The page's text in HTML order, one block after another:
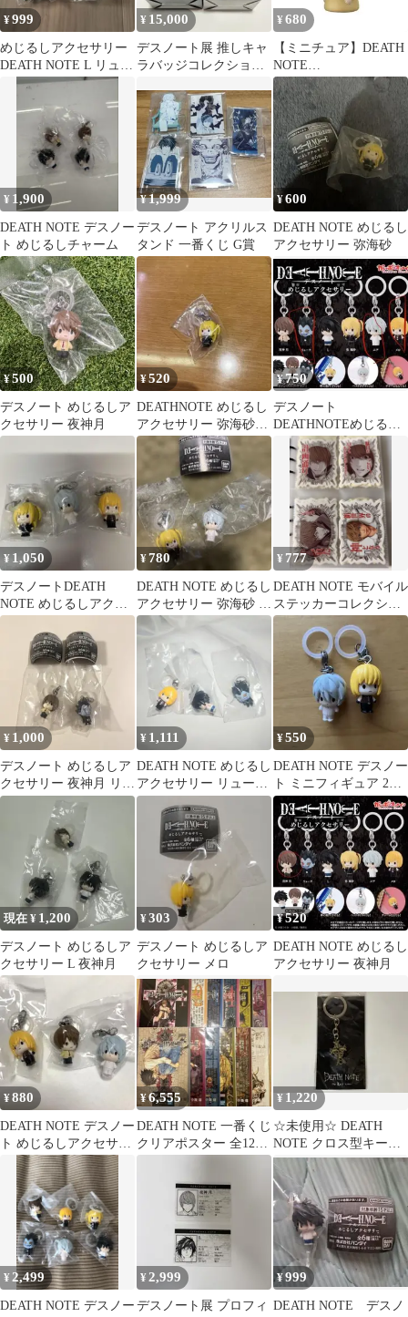
¥999
めじるしアクセサリー
DEATH NOTE L リュー
ク ニア
¥ 15,000
デスノート展 推しキャ
ラバッジコレクション
¥ 680
【ミニチュア】DEATH
NOTE
FIGURECOLLECTION
デスノート
¥ 1,900
DEATH NOTE デスノー
ト めじるしチャーム
¥1,999
デスノート アクリルス
タンド 一番くじ G賞
¥600
DEATH NOTE めじるし
アクセサリー 弥海砂
¥500
デスノート めじるしア
クセサリー 夜神月
¥520
DEATHNOTE めじるし
アクセサリー 弥海砂
ミサミサ
¥750
デスノート
DEATHNOTEめじるし
アクセサリー リューク
ニア メロ
¥ 1,050
デスノートDEATH
NOTE めじるしアクセ
サリー
¥780
DEATH NOTE めじるし
アクセサリー 弥海砂 ニ
ア ガチャ 2種
¥ 777
DEATH NOTE モバイル
ステッカーコレクショ
ン セミコンプ
¥ 1,000
デスノート めじるしア
クセサリー 夜神月 リュ
ーク
¥ 1,111
DEATH NOTE めじるし
アクセサリー リューク
L メロ デスノート
¥550
DEATH NOTE デスノー
ト ミニフィギュア 2種
セット
現在 ¥ 1,200
デスノート めじるしア
クセサリー L 夜神月
¥303
デスノート めじるしア
クセサリー メロ
¥520
DEATH NOTE めじるし
アクセサリー 夜神月
¥880
DEATH NOTE デスノー
ト めじるしアクセサリ
ー 3体セット
¥6,555
DEATH NOTE 一番くじ
クリアポスター 全12
¥ 1,220
☆未使用☆ DEATH
NOTE クロス型キーホ
ルダー デスノート
¥ 2,499
DEATH NOTE デスノー
¥2,999
デスノート展 プロフィ
¥999
DEATH NOTE デスノ